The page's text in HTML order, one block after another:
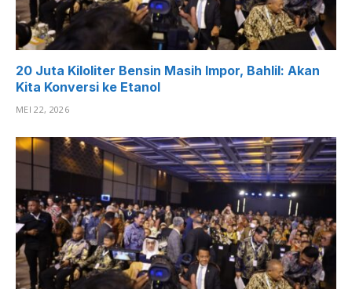
20 Juta Kiloliter Bensin Masih Impor, Bahlil: Akan
Kita Konversi ke Etanol
MEI 22, 2026